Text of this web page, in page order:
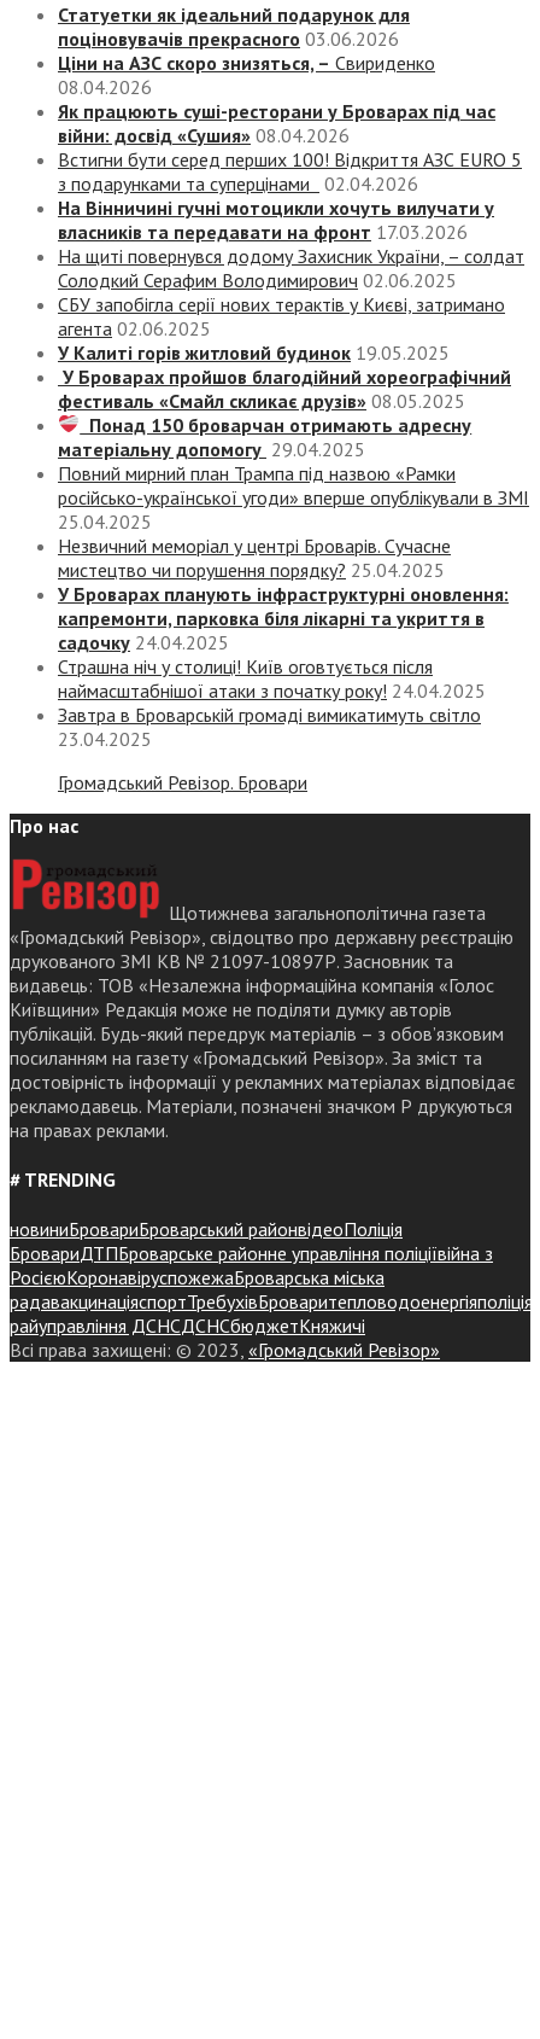
Статуетки як ідеальний подарунок для
поціновувачів прекрасного 03.06.2026
Ціни на АЗС скоро знизяться, – Свириденко
08.04.2026
Як працюють суші-ресторани у Броварах під час
війни: досвід «Сушия» 08.04.2026
Встигни бути серед перших 100! Відкриття АЗС EURO 5
з подарунками та суперцінами
02.04.2026
На Вінничині гучні мотоцикли хочуть вилучати у
власників та передавати на фронт 17.03.2026
На щиті повернувся додому Захисник України, – солдат
Солодкий Серафим Володимирович 02.06.2025
СБУ запобігла серії нових терактів у Києві, затримано
агента 02.06.2025
У Калиті горів житловий будинок 19.05.2025
У Броварах пройшов благодійний хореографічний
фестиваль «Смайл скликає друзів» 08.05.2025
Понад 150 броварчан отримають адресну
матеріальну допомогу 29.04.2025
Повний мирний план Трампа під назвою «‎Рамки
російсько-української угоди» вперше опублікували в ЗМІ
25.04.2025
Незвичний меморіал у центрі Броварів. Сучасне
мистецтво чи порушення порядку? 25.04.2025
У Броварах планують інфраструктурні оновлення:
капремонти, парковка біля лікарні та укриття в
садочку 24.04.2025
Страшна ніч у столиці! Київ оговтується після
наймасштабнішої атаки з початку року! 24.04.2025
Завтра в Броварській громаді вимикатимуть світло
23.04.2025
Громадський Ревізор. Бровари
Про нас
Щотижнева загальнополітична газета
«Громадський Ревізор», свідоцтво про державну реєстрацію
друкованого ЗМІ КВ № 21097-10897Р. Засновник та
видавець: ТОВ «Незалежна інформаційна компанія «Голос
Київщини» Редакція може не поділяти думку авторів
публікацій. Будь-який передрук матеріалів – з обов’язковим
посиланням на газету «Громадський Ревізор». За зміст та
достовірність інформації у рекламних матеріалах відповідає
рекламодавець. Матеріали, позначені значком Р друкуються
на правах реклами.
# TRENDING
новиниБровариБроварський районвідеоПоліція
БровариДТПБроварське районне управління поліціївійна з
РосієюКоронавіруспожежаБроварська міська
радавакцинаціяспортТребухівБроваритепловодоенергіяполіція
райуправління ДСНСДСНСбюджетКняжичі
Всі права захищені: © 2023, «Громадський Ревізор»